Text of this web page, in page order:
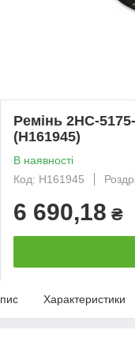
Ремінь 2НС-
(H161945)
В наявності
Код: Н161945
6 690,18 ₴
Характеристики